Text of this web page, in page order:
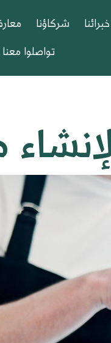
خبرائنا شركاؤنا
تواصلوا معنا